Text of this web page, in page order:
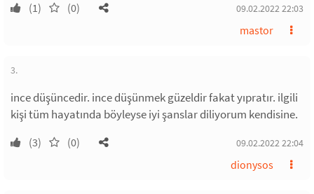
(1) (0) 09.02.2022 22:03
mastor
3.
ince düşüncedir. ince düşünmek güzeldir fakat yıpratır. ilgili
kişi tüm hayatında böyleyse iyi şanslar diliyorum kendisine.
(3) (0) 09.02.2022 22:04
dionysos